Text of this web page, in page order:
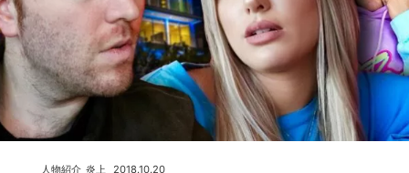
2018.10.20
人物紹介 炎上